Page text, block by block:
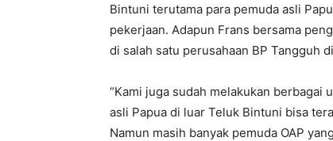
Bintuni terutama para pemuda asli
pekerjaan. Adapun Frans bersama
di salah satu perusahaan BP Tangguh
“Kami juga sudah melakukan berbagai
asli Papua di luar Teluk Bintuni bisa
Namun masih banyak pemuda OAP